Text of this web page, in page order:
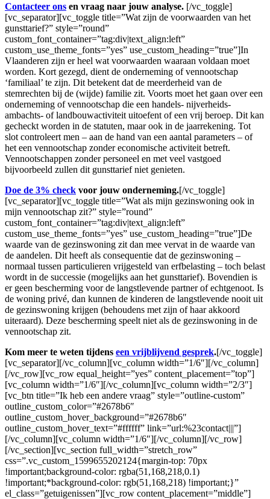
Contacteer ons en vraag naar jouw analyse. [/vc_toggle]
[vc_separator][vc_toggle title=”Wat zijn de voorwaarden van het
gunsttarief?” style=”round”
custom_font_container=”tag:div|text_align:left”
custom_use_theme_fonts=”yes” use_custom_heading=”true”]In
Vlaanderen zijn er heel wat voorwaarden waaraan voldaan moet
worden. Kort gezegd, dient de onderneming of vennootschap
‘familiaal’ te zijn. Dit betekent dat de meerderheid van de
stemrechten bij de (wijde) familie zit. Voorts moet het gaan over een
onderneming of vennootschap die een handels- nijverheids-
ambachts- of landbouwactiviteit uitoefent of een vrij beroep. Dit kan
gecheckt worden in de statuten, maar ook in de jaarrekening. Tot
slot controleert men – aan de hand van een aantal parameters – of
het een vennootschap zonder economische activiteit betreft.
Vennootschappen zonder personeel en met veel vastgoed
bijvoorbeeld zullen dit gunsttarief niet genieten.
Doe de 3% check voor jouw onderneming.[/vc_toggle]
[vc_separator][vc_toggle title=”Wat als mijn gezinswoning ook in
mijn vennootschap zit?” style=”round”
custom_font_container=”tag:div|text_align:left”
custom_use_theme_fonts=”yes” use_custom_heading=”true”]De
waarde van de gezinswoning zit dan mee vervat in de waarde van
de aandelen. Dit heeft als consequentie dat de gezinswoning –
normaal tussen particulieren vrijgesteld van erfbelasting – toch belast
wordt in de successie (mogelijks aan het gunsttarief). Bovendien is
er geen bescherming voor de langstlevende partner of echtgenoot. Is
de woning privé, dan kunnen de kinderen de langstlevende nooit uit
de gezinswoning krijgen (behoudens met zijn of haar akkoord
uiteraard). Deze bescherming speelt niet als de gezinswoning in de
vennootschap zit.
Kom meer te weten tijdens een vrijblijvend gesprek.[/vc_toggle]
[vc_separator][/vc_column][vc_column width=”1/6″][/vc_column]
[/vc_row][vc_row equal_height=”yes” content_placement=”top”]
[vc_column width=”1/6″][/vc_column][vc_column width=”2/3″]
[vc_btn title=”Ik heb een andere vraag” style=”outline-custom”
outline_custom_color=”#2678b6″
outline_custom_hover_background=”#2678b6″
outline_custom_hover_text=”#ffffff” link=”url:%23contact|||”]
[/vc_column][vc_column width=”1/6″][/vc_column][/vc_row]
[/vc_section][vc_section full_width=”stretch_row”
css=”.vc_custom_1599655202124{margin-top: 70px
!important;background-color: rgba(51,168,218,0.1)
!important;*background-color: rgb(51,168,218) !important;}”
el_class=”getuigenissen”][vc_row content_placement=”middle”]